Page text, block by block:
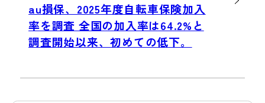
au損保、2025年度自転車保険加入
率を調査 全国の加入率は64.2%と
調査開始以来、初めての低下。